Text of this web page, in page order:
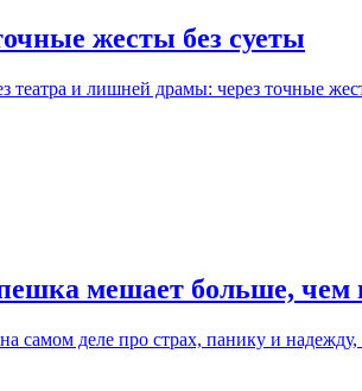
жесты без суеты
театра и лишней драмы: через точные
мешает больше, чем
самом деле про страх, панику и